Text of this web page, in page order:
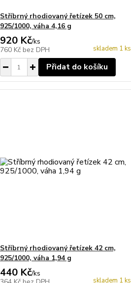
Stříbrný rhodiovaný řetízek 50 cm,
925/1000, váha 4,16 g
920 Kč/ks
760 Kč bez DPH skladem 1 ks
Přidat do košíku
Stříbrný rhodiovaný řetízek 42 cm,
925/1000, váha 1,94 g
440 Kč/ks
skladem 1 ks